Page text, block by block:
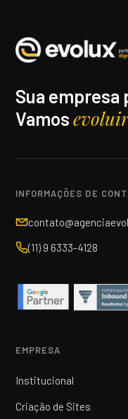
Sua empresa
Vamosevoluir
INFORMAÇÕES DE
(11) 9 6333-4128
EMPRESA
Institucional
Criação de Sites